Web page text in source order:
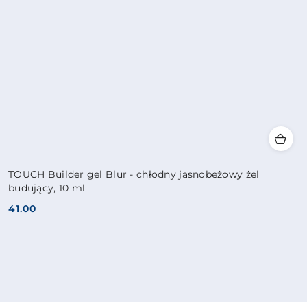
TOUCH Builder gel Blur - chłodny jasnobeżowy żel
budujący, 10 ml
Cena:
41.00